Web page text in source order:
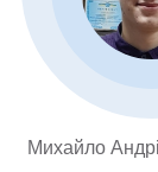
Михайло